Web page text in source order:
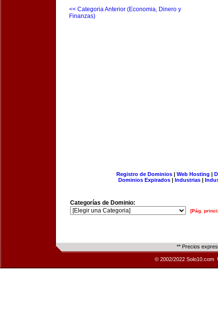
<< Categoria Anterior (Economia, Dinero y
Finanzas)
Registro de Dominios| Web Hosting |
Dominios Expirados | Industrias |
Categorías de Dominio:
[Pág.
** Precios
© 2002/2022 Solo10.com